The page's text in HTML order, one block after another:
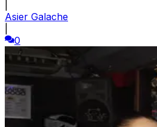
Asier Galache
0